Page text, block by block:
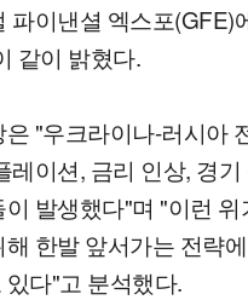
파이낸셜 엑스포(GFE)
같이 밝혔다.
"우크라이나-러시아
레이션, 금리 인상, 경
발생했다"며 "이런 위
해 한발 앞서가는 전략
다"고 분석했다.